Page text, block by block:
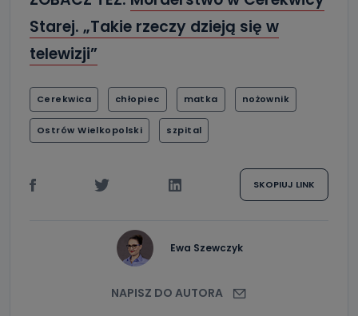
Starej. „Takie rzeczy dzieją się w
telewizji”
Cerekwica chłopiec matka nożownik
Ostrów Wielkopolski szpital
SKOPIUJ LINK
Ewa Szewczyk
NAPISZ DO AUTORA